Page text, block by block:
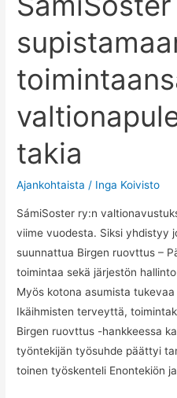
takia
Ajankohtaista / Inga Koivisto
SámiSoster ry:n
viime vuodesta. Siksi yhdistyy
suunnattua Birgen ruovttus –
toimintaa sekä järjestön
Myös kotona asumista
Ikäihmisten terveyttä,
Birgen ruovttus -hankkeessa
työntekijän työsuhde päättyi
toinen työskenteli Enontekiön